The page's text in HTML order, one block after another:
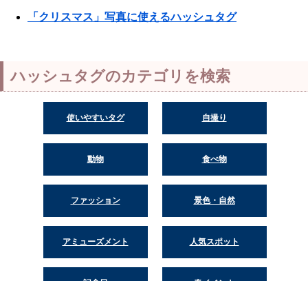
「クリスマス」写真に使えるハッシュタグ
ハッシュタグのカテゴリを検索
使いやすいタグ 自撮り
動物 食べ物
ファッション 景色・自然
アミューズメント 人気スポット